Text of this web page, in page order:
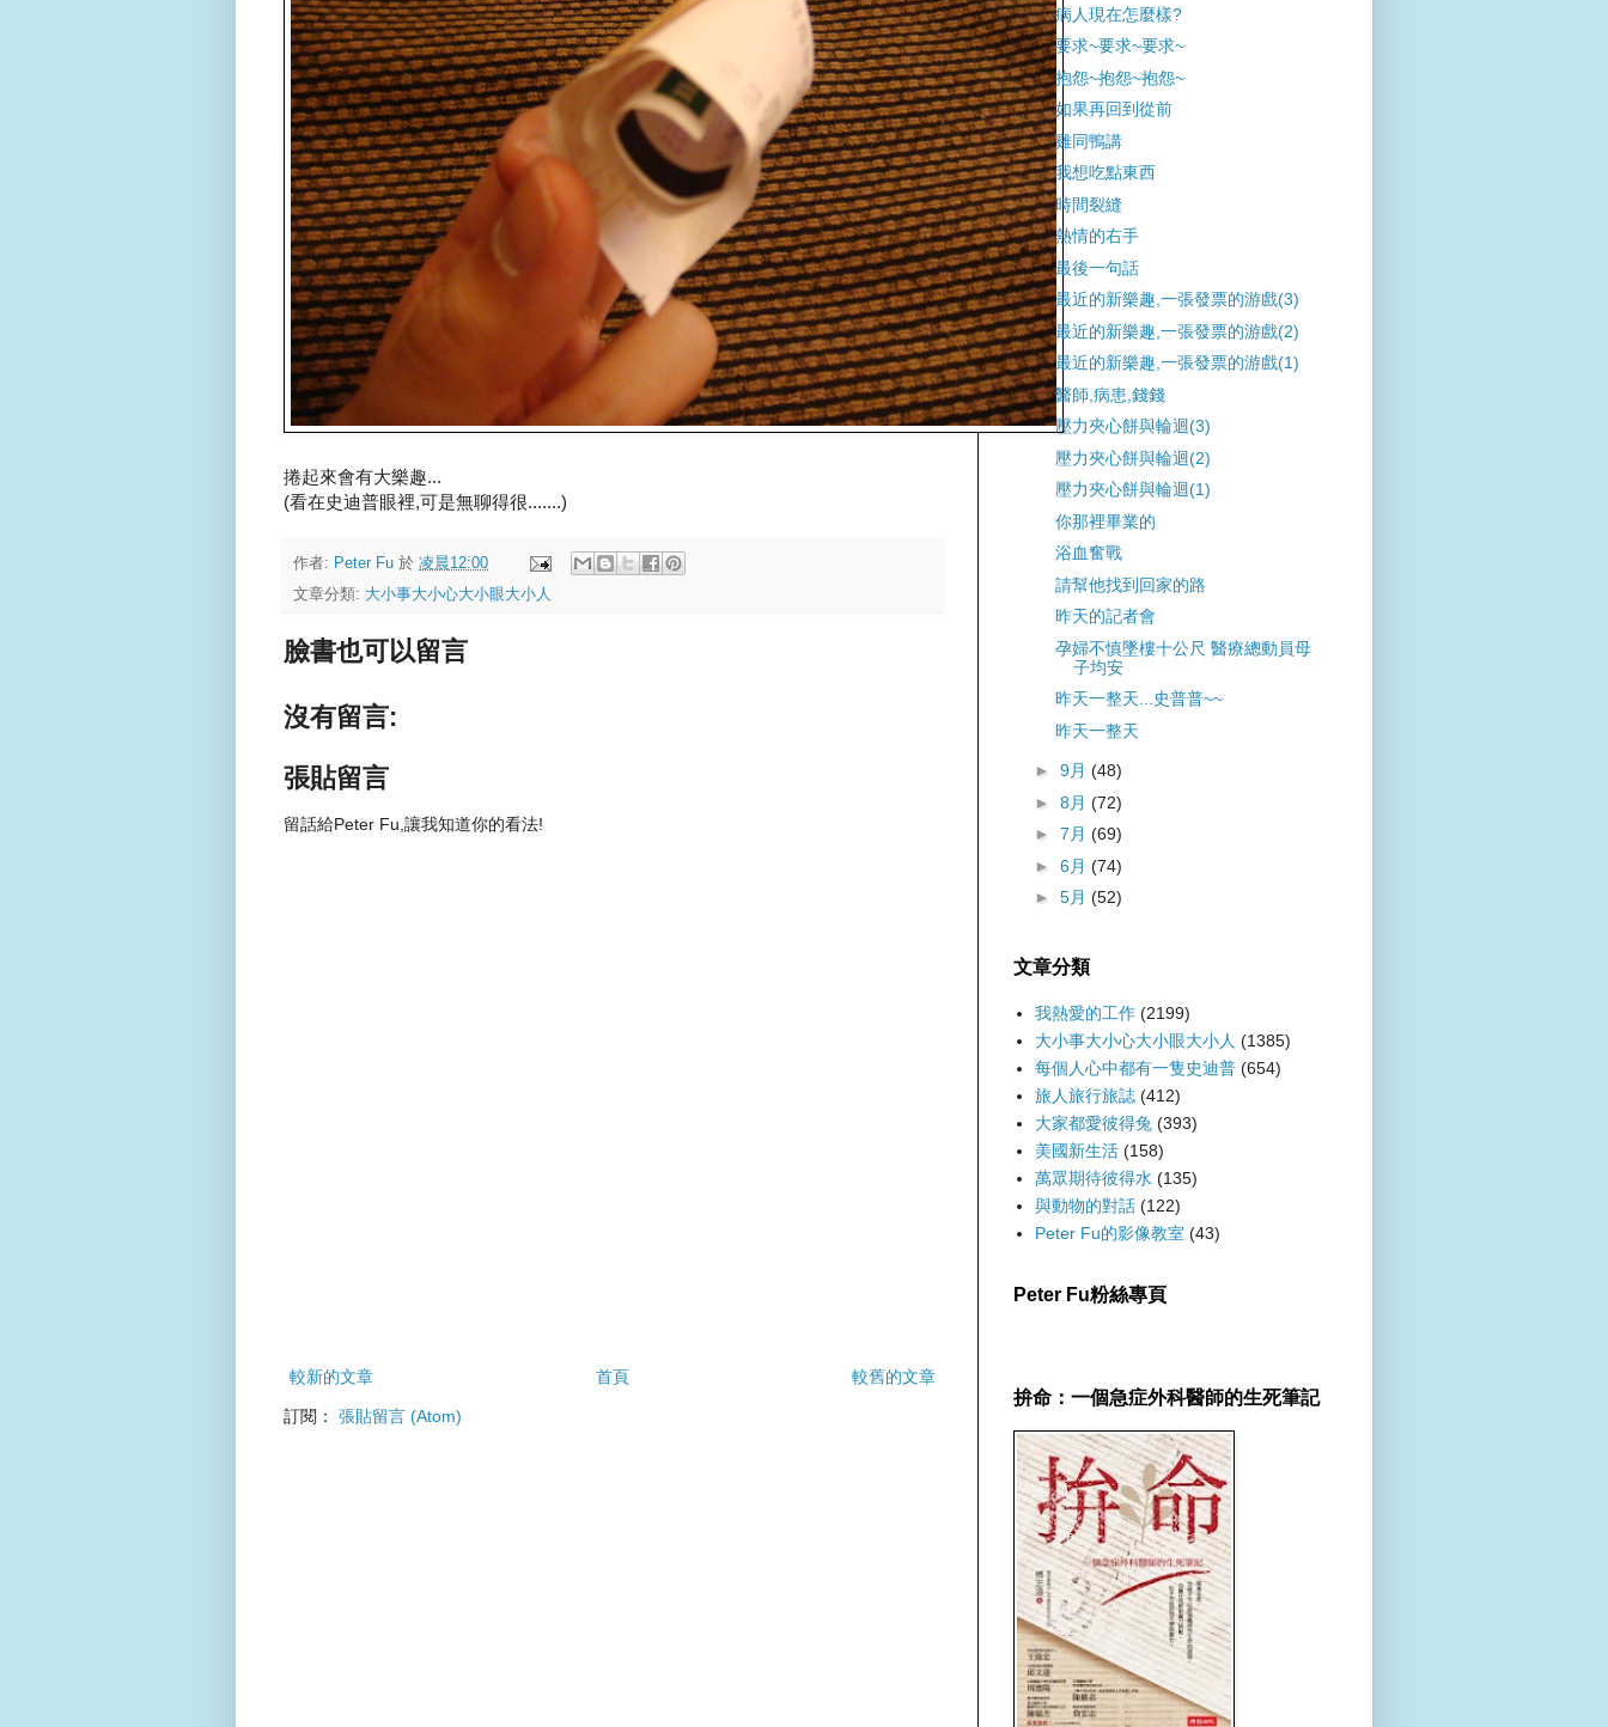
捲起來會有大樂趣...
(看在史迪普眼裡,可是無聊得很.......)
作者: Peter Fu 於 凌晨12:00
文章分類: 大小事大小心大小眼大小人
臉書也可以留言
沒有留言:
張貼留言
留話給Peter Fu,讓我知道你的看法!
較新的文章 較舊的文章
首頁
訂閱： 張貼留言 (Atom)
病人現在怎麼樣?
要求~要求~要求~
抱怨~抱怨~抱怨~
如果再回到從前
雞同鴨講
我想吃點東西
時間裂縫
熱情的右手
最後一句話
最近的新樂趣,一張發票的游戲(3)
最近的新樂趣,一張發票的游戲(2)
最近的新樂趣,一張發票的游戲(1)
醫師,病患,錢錢
壓力夾心餅與輪迴(3)
壓力夾心餅與輪迴(2)
壓力夾心餅與輪迴(1)
你那裡畢業的
浴血奮戰
請幫他找到回家的路
昨天的記者會
孕婦不慎墜樓十公尺 醫療總動員母
子均安
昨天一整天...史普普~~
昨天一整天
► 9月 (48)
► 8月 (72)
► 7月 (69)
► 6月 (74)
► 5月 (52)
文章分類
我熱愛的工作 (2199)
大小事大小心大小眼大小人 (1385)
每個人心中都有一隻史迪普 (654)
旅人旅行旅誌 (412)
大家都愛彼得兔 (393)
美國新生活 (158)
萬眾期待彼得水 (135)
與動物的對話 (122)
Peter Fu的影像教室 (43)
Peter Fu粉絲專頁
拚命：一個急症外科醫師的生死筆記